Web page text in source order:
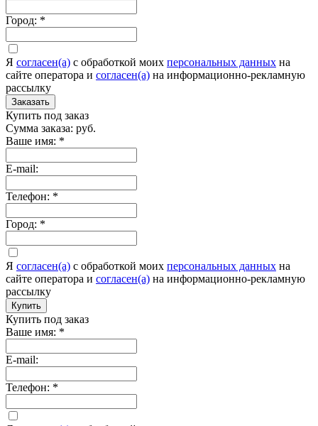
Город: *
Я согласен(а) c обработкой моих персональных данных на
сайте оператора и согласен(а) на информационно-рекламную
рассылку
Заказать
Купить под заказ
Сумма заказа: руб.
Ваше имя: *
E-mail:
Телефон: *
Город: *
Я согласен(а) c обработкой моих персональных данных на
сайте оператора и согласен(а) на информационно-рекламную
рассылку
Купить
Купить под заказ
Ваше имя: *
E-mail:
Телефон: *